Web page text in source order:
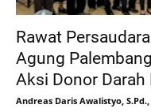
Rawat
Agung
Aksi Donor Darah
Andreas Daris Awalistyo,